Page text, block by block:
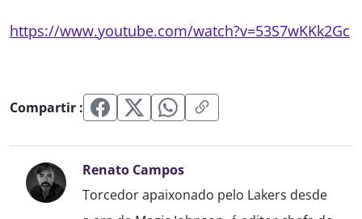
https://www.youtube.com/watch?v=53S7wKKk2Gc
Compartir :
Renato Campos
Torcedor apaixonado pelo Lakers desde